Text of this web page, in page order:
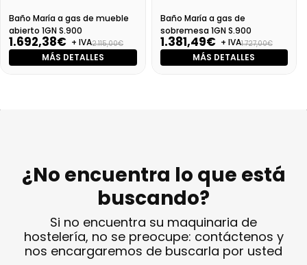
Baño María a gas de mueble
abierto 1GN S.900
1.692,38€ + IVA2.115,00€
MÁS DETALLES
Baño María a gas de
sobremesa 1GN S.900
1.381,49€ + IVA1.727,00€
MÁS DETALLES
¿No encuentra lo que está
buscando?
Si no encuentra su maquinaria de
hostelería, no se preocupe: contáctenos y
nos encargaremos de buscarla por usted